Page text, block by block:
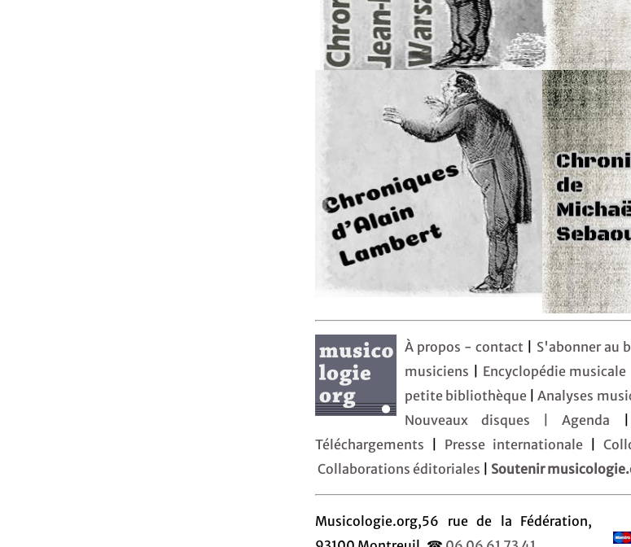
À propos - contact S'abonner au
musiciens
Encyclopédie musicale
petite bibliothèque
|Analyses
Nouveaux disques |Agenda
Téléchargements
Presse internationale
Collaborations éditoriales
Soutenir
Musicologie.org,56 rue de la Fédération,